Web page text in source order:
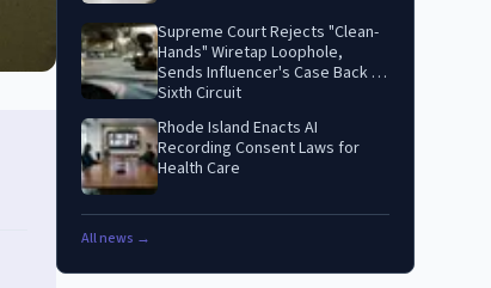
Supreme Court Rejects "Clean-
Hands" Wiretap Loophole,
Sends Influencer's Case Back to
Sixth Circuit
Rhode Island Enacts AI
Recording Consent Laws for
Health Care
All news →